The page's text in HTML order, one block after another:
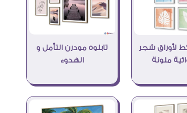
لأوراق شجر
ملونة
تابلوه مودرن التأمل و
الهدوء